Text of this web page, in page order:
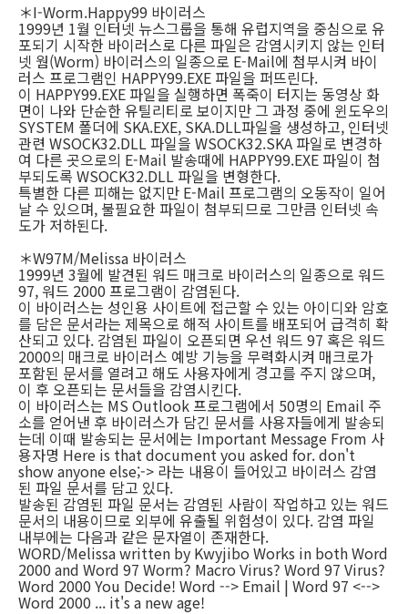
＊I-Worm.Happy99 바이러스
1999년 1월 인터넷 뉴스그룹을 통해 유럽지역을 중심으로 유
포되기 시작한 바이러스로 다른 파일은 감염시키지 않는 인터
넷 웜(Worm) 바이러스의 일종으로 E-Mail에 첨부시켜 바이
러스 프로그램인 HAPPY99.EXE 파일을 퍼뜨린다.
이 HAPPY99.EXE 파일을 실행하면 폭죽이 터지는 동영상 화
면이 나와 단순한 유틸리티로 보이지만 그 과정 중에 윈도우의
SYSTEM 폴더에 SKA.EXE, SKA.DLL파일을 생성하고, 인터넷
관련 WSOCK32.DLL 파일을 WSOCK32.SKA 파일로 변경하
여 다른 곳으로의 E-Mail 발송때에 HAPPY99.EXE 파일이 첨
부되도록 WSOCK32.DLL 파일을 변형한다.
특별한 다른 피해는 없지만 E-Mail 프로그램의 오동작이 일어
날 수 있으며, 불필요한 파일이 첨부되므로 그만큼 인터넷 속
도가 저하된다.
＊W97M/Melissa 바이러스
1999년 3월에 발견된 워드 매크로 바이러스의 일종으로 워드
97, 워드 2000 프로그램이 감염된다.
이 바이러스는 성인용 사이트에 접근할 수 있는 아이디와 암호
를 담은 문서라는 제목으로 해적 사이트를 배포되어 급격히 확
산되고 있다. 감염된 파일이 오픈되면 우선 워드 97 혹은 워드
2000의 매크로 바이러스 예방 기능을 무력화시켜 매크로가
포함된 문서를 열려고 해도 사용자에게 경고를 주지 않으며,
이 후 오픈되는 문서들을 감염시킨다.
이 바이러스는 MS Outlook 프로그램에서 50명의 Email 주
소를 얻어낸 후 바이러스가 담긴 문서를 사용자들에게 발송되
는데 이때 발송되는 문서에는 Important Message From 사
용자명 Here is that document you asked for. don't
show anyone else;-> 라는 내용이 들어있고 바이러스 감염
된 파일 문서를 담고 있다.
발송된 감염된 파일 문서는 감염된 사람이 작업하고 있는 워드
문서의 내용이므로 외부에 유출될 위험성이 있다. 감염 파일
내부에는 다음과 같은 문자열이 존재한다.
WORD/Melissa written by Kwyjibo Works in both Word
2000 and Word 97 Worm? Macro Virus? Word 97 Virus?
Word 2000 You Decide! Word --> Email | Word 97 <-->
Word 2000 ... it's a new age!